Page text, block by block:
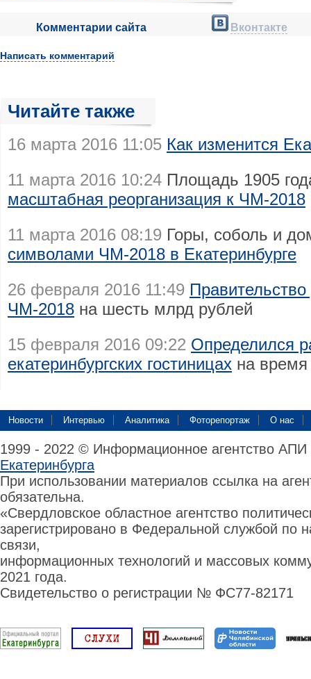
Комментарии сайта Вконтакте
Написать комментарий
Читайте также
16 марта 2016 11:05 Как изменится
11 марта 2016 10:24 Площадь 1905
масштабная реорганизация к ЧМ-2018
11 марта 2016 08:19 Горы, соболь и
символами ЧМ-2018 в Екатеринбурге
26 февраля 2016 11:49
ЧМ-2018 на шесть млрд рублей
15 февраля 2016 09:22 Определился
екатеринбургских гостиницах на
Новости Интервью Аналитика Фоторепортаж О нас
1999 - 2022 © Информационное агентство
Екатеринбурга
При использовании материалов ссылка на
обязательна.
«Свердловское областное агентство
зарегистрировано в Федеральной службой по
связи,
информационных технологий и массовых
2021 года.
Свидетельство о регистрации № ФС77-82171